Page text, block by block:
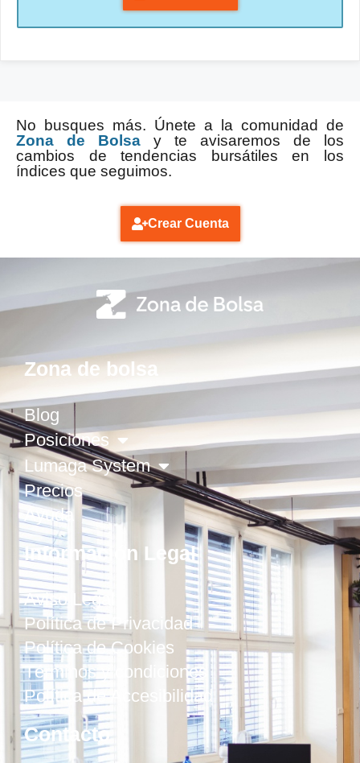
No busques más. Únete a la comunidad de
Zona de Bolsa y te avisaremos de los
cambios de tendencias bursátiles en los
índices que seguimos.
Crear Cuenta
Zona de bolsa
Blog
Posiciones
Lumaga System
Precios
Ayuda
Información Legal
Aviso Legal
Política de Privacidad
Política de Cookies
Términos y condiciones
Política de Accesibilidad
Contacto